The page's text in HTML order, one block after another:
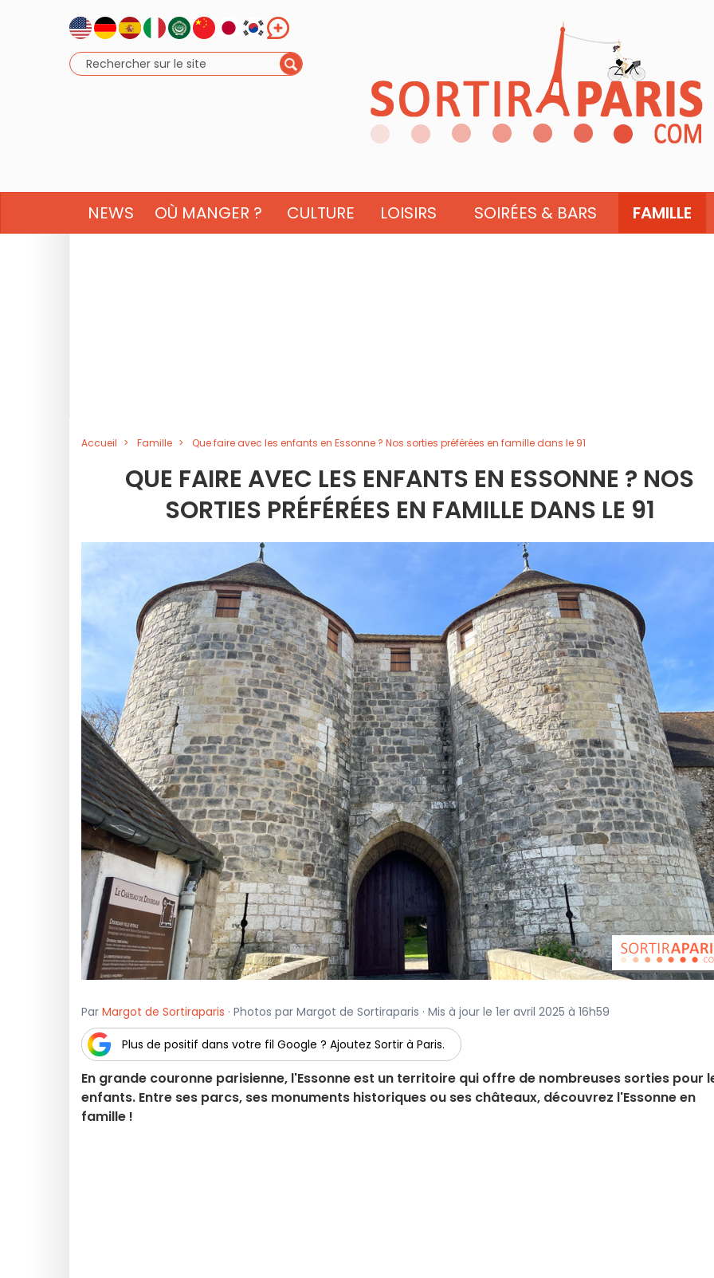
NEWS OÙ MANGER ? CULTURE LOISIRS SOIRÉES & BARS FAMILLE
Accueil Famille Que faire avec les enfants en Essonne ? Nos sorties préférées en famille dans le 91
QUE FAIRE AVEC LES ENFANTS EN ESSONNE ? NOS
SORTIES PRÉFÉRÉES EN FAMILLE DANS LE 91
Par Margot de Sortiraparis · Photos par Margot de Sortiraparis · Mis à jour le 1er avril 2025 à 16h59
Plus de positif dans votre fil Google ? Ajoutez Sortir à Paris.
En grande couronne parisienne, l'Essonne est un territoire qui offre de nombreuses sorties pour
enfants. Entre ses parcs, ses monuments historiques ou ses châteaux, découvrez l'Essonne en
famille !